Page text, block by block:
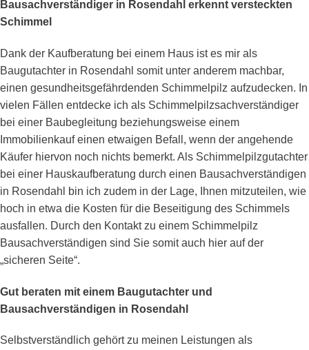
Bausachverständiger in Rosendahl erkennt versteckten
Schimmel
Dank der Kaufberatung bei einem Haus ist es mir als
Baugutachter in Rosendahl somit unter anderem machbar,
einen gesundheitsgefährdenden Schimmelpilz aufzudecken. In
vielen Fällen entdecke ich als Schimmelpilzsachverständiger
bei einer Baubegleitung beziehungsweise einem
Immobilienkauf einen etwaigen Befall, wenn der angehende
Käufer hiervon noch nichts bemerkt. Als Schimmelpilzgutachter
bei einer Hauskaufberatung durch einen Bausachverständigen
in Rosendahl bin ich zudem in der Lage, Ihnen mitzuteilen, wie
hoch in etwa die Kosten für die Beseitigung des Schimmels
ausfallen. Durch den Kontakt zu einem Schimmelpilz
Bausachverständigen sind Sie somit auch hier auf der
„sicheren Seite“.
Gut beraten mit einem Baugutachter und
Bausachverständigen in Rosendahl
Selbstverständlich gehört zu meinen Leistungen als